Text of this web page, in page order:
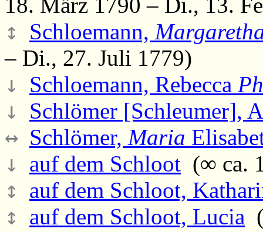
18. März 1790 – Di., 13.
↕ Schloemann,
– Di., 27. Juli 1779)
↓ Schloemann, Rebecca
↓ Schlömer [Schleumer],
↔ Schlömer, Maria
↓ auf dem Schloot (∞ ca.
↕ auf dem Schloot,
↕ auf dem Schloot, Lucia